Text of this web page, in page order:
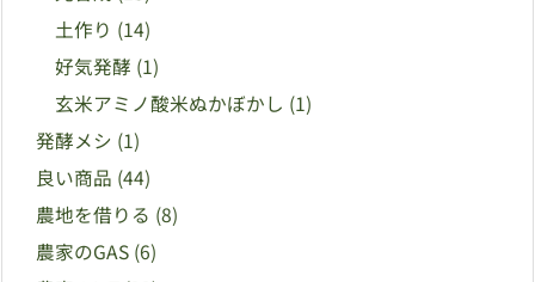
土作り (14)
好気発酵 (1)
玄米アミノ酸米ぬかぼかし (1)
発酵メシ (1)
良い商品 (44)
農地を借りる (8)
農家のGAS (6)